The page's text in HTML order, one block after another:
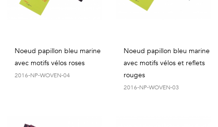
Noeud papillon bleu marine
avec motifs vélos roses
2016-NP-WOVEN-04
Noeud papillon bleu marine
avec motifs vélos et reflets
rouges
2016-NP-WOVEN-03